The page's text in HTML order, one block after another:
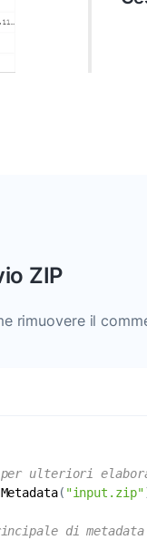
ZIP
rimuovere il
ulteriori
Metadata( "input.zip"
di metadata